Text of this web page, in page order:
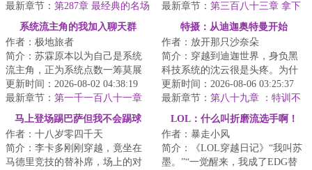
最新章节： 第287章 最经典的名场
面（求订阅！！！）
《Goat养成系统...
最新章节： 第三百八十三章 拿下
图一，什么叫无为而治的指挥艺
术啊！
系统流主角的我加入聊天群
作者：极地旅者
简介：苏霖原本以为自己是系统
流主角，正为系统点数一筹莫展
之际。一声提示告知他加入了聊
天群。“苏霖、...
更新时间：2026-08-02 04:38:19
最新章节： 第一千一百八十一章
仙刀奇侠传
特摄：从迪迦奥特曼开始
作者：放开那只沙奈朵
简介：穿越到迪迦世界，身负黑
科技系统的沈云很是头疼。为什
么其他穿越者的金手指都是变身
奥特曼，到了他...
更新时间：2026-08-06 03:25:37
最新章节： 第八十九章 ：特训不
能失去吉普车，就像西方不能失
去耶路撒冷
马上登场踢巴萨但我不会踢球
啊！
作者：十八岁零四千天
简介：李卡多刚刚穿越，竟坐在
马德里竞技的替补席，场上的对
LOL：什么叫折磨流选手啊！
作者：暴走小风
简介：《LOL穿越日记》“我叫苏
墨。”“一觉醒来，我成了EDG替